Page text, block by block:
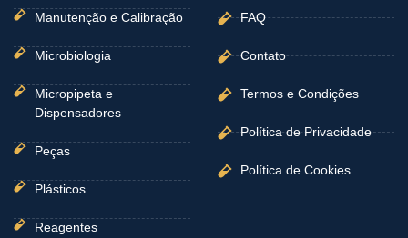
Manutenção e Calibração
Microbiologia
Micropipeta e
Dispensadores
Peças
Plásticos
Reagentes
FAQ
Contato
Termos e Condições
Política de Privacidade
Política de Cookies